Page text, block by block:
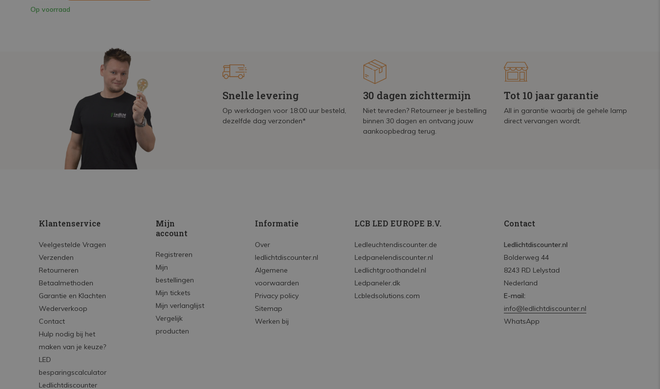
Op voorraad
Snelle levering
Op werkdagen voor 18:00 uur besteld,
dezelfde dag verzonden*
30 dagen zichttermijn
Niet tevreden? Retourneer je bestelling
binnen 30 dagen en ontvang jouw
aankoopbedrag terug.
Tot 10 jaar garantie
All in garantie waarbij de gehele lamp
direct vervangen wordt.
Klantenservice
Veelgestelde Vragen
Verzenden
Retourneren
Betaalmethoden
Garantie en Klachten
Wederverkoop
Contact
Hulp nodig bij het
maken van je keuze?
LED
besparingscalculator
Ledlichtdiscounter
Mijn
account
Registreren
Mijn
bestellingen
Mijn tickets
Mijn verlanglijst
Vergelijk
producten
Informatie
Over
ledlichtdiscounter.nl
Algemene
voorwaarden
Privacy policy
Sitemap
Werken bij
LCB LED EUROPE B.V.
Ledleuchtendiscounter.de
Ledpanelendiscounter.nl
Ledlichtgroothandel.nl
Ledpaneler.dk
Lcbledsolutions.com
Contact
Ledlichtdiscounter.nl
Bolderweg 44
8243 RD Lelystad
Nederland
E-mail:
info@ledlichtdiscounter.nl
WhatsApp